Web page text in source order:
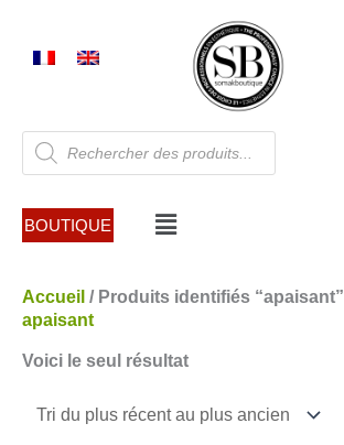
contenu
Recherche
de
produits
BOUTIQUE Menu
Accueil / Produits identifiés “apaisant”
apaisant
Voici le seul résultat